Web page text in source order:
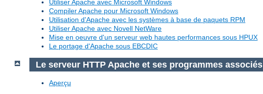
Utiliser Apache avec Microsoft Windows
Compiler Apache pour Microsoft Windows
Utilisation d'Apache avec les systèmes à base de paquets RPM
Utiliser Apache avec Novell NetWare
Mise en oeuvre d'un serveur web hautes performances sous HPUX
Le portage d'Apache sous EBCDIC
Le serveur HTTP Apache et ses programmes associés
Aperçu